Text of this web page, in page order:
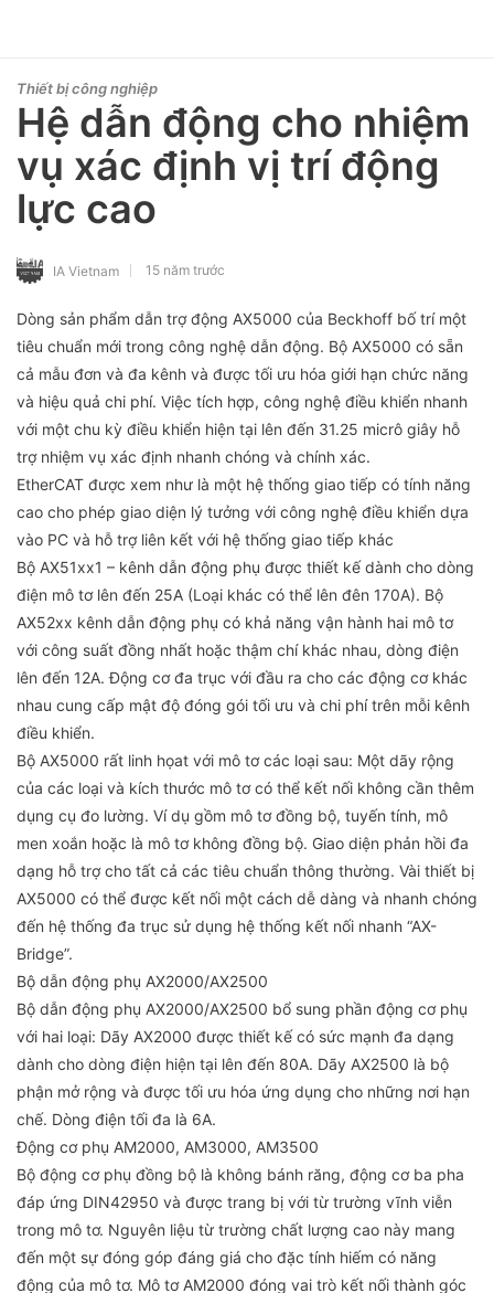
Thiết bị công nghiệp
Hệ dẫn động cho nhiệm
vụ xác định vị trí động
lực cao
IA Vietnam 15 năm trước
Dòng sản phẩm dẫn trợ động AX5000 của Beckhoff bố trí một
tiêu chuẩn mới trong công nghệ dẫn động. Bộ AX5000 có sẵn
cả mẫu đơn và đa kênh và được tối ưu hóa giới hạn chức năng
và hiệu quả chi phí. Việc tích hợp, công nghệ điều khiển nhanh
với một chu kỳ điều khiển hiện tại lên đến 31.25 micrô giây hỗ
trợ nhiệm vụ xác định nhanh chóng và chính xác.
EtherCAT được xem như là một hệ thống giao tiếp có tính năng
cao cho phép giao diện lý tưởng với công nghệ điều khiển dựa
vào PC và hỗ trợ liên kết với hệ thống giao tiếp khác
Bộ AX51xx1 – kênh dẫn động phụ được thiết kế dành cho dòng
điện mô tơ lên đến 25A (Loại khác có thể lên đên 170A). Bộ
AX52xx kênh dẫn động phụ có khả năng vận hành hai mô tơ
với công suất đồng nhất hoặc thậm chí khác nhau, dòng điện
lên đến 12A. Động cơ đa trục với đầu ra cho các động cơ khác
nhau cung cấp mật độ đóng gói tối ưu và chi phí trên mỗi kênh
điều khiển.
Bộ AX5000 rất linh họat với mô tơ các loại sau: Một dãy rộng
của các loại và kích thước mô tơ có thể kết nối không cần thêm
dụng cụ đo lường. Ví dụ gồm mô tơ đồng bộ, tuyến tính, mô
men xoắn hoặc là mô tơ không đồng bộ. Giao diện phản hồi đa
dạng hỗ trợ cho tất cả các tiêu chuẩn thông thường. Vài thiết bị
AX5000 có thể được kết nối một cách dễ dàng và nhanh chóng
đến hệ thống đa trục sử dụng hệ thống kết nối nhanh “AX-
Bridge”.
Bộ dẫn động phụ AX2000/AX2500
Bộ dẫn động phụ AX2000/AX2500 bổ sung phần động cơ phụ
với hai loại: Dãy AX2000 được thiết kế có sức mạnh đa dạng
dành cho dòng điện hiện tại lên đến 80A. Dãy AX2500 là bộ
phận mở rộng và được tối ưu hóa ứng dụng cho những nơi hạn
chế. Dòng điện tối đa là 6A.
Động cơ phụ AM2000, AM3000, AM3500
Bộ động cơ phụ đồng bộ là không bánh răng, động cơ ba pha
đáp ứng DIN42950 và được trang bị với từ trường vĩnh viễn
trong mô tơ. Nguyên liệu từ trường chất lượng cao này mang
đến một sự đóng góp đáng giá cho đặc tính hiếm có năng
động của mô tơ. Mô tơ AM2000 đóng vai trò kết nối thành góc